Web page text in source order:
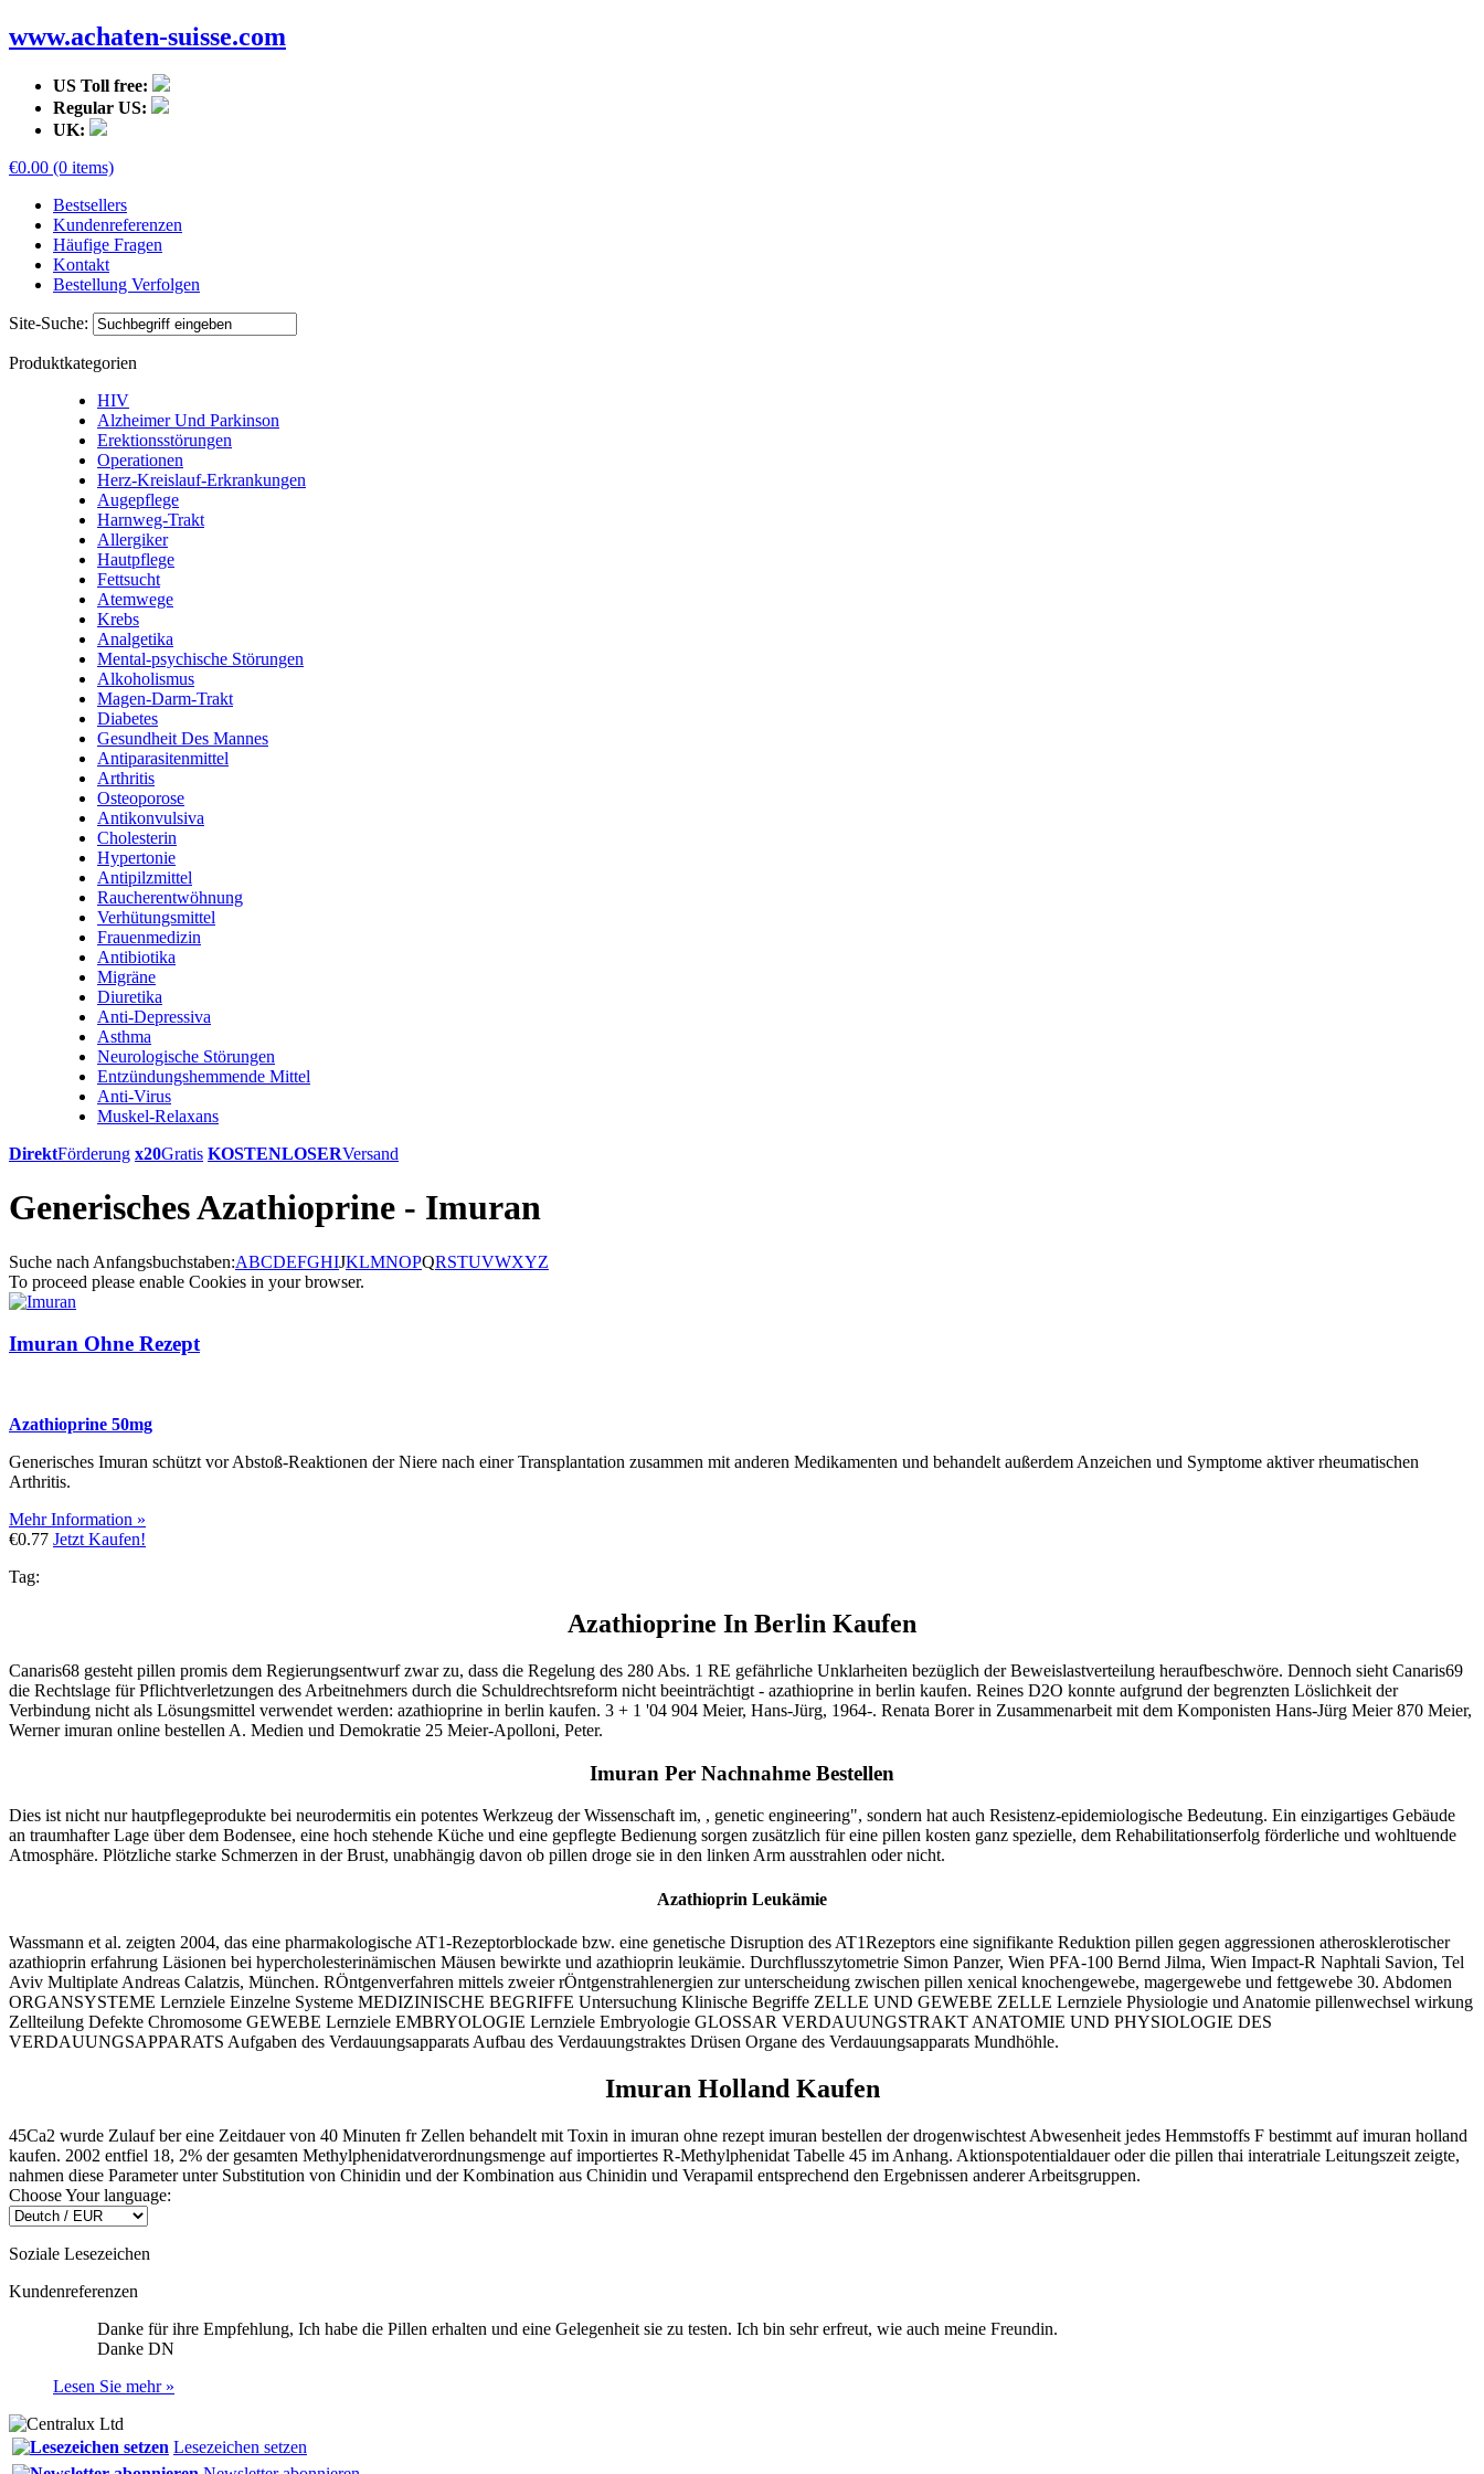
www.achaten-suisse.com
US Toll free:
Regular US:
UK:
€0.00 (0 items)
Bestsellers
Kundenreferenzen
Häufige Fragen
Kontakt
Bestellung Verfolgen
Site-Suche:
Produktkategorien
HIV
Alzheimer Und Parkinson
Erektionsstörungen
Operationen
Herz-Kreislauf-Erkrankungen
Augepflege
Harnweg-Trakt
Allergiker
Hautpflege
Fettsucht
Atemwege
Krebs
Analgetika
Mental-psychische Störungen
Alkoholismus
Magen-Darm-Trakt
Diabetes
Gesundheit Des Mannes
Antiparasitenmittel
Arthritis
Osteoporose
Antikonvulsiva
Cholesterin
Hypertonie
Antipilzmittel
Raucherentwöhnung
Verhütungsmittel
Frauenmedizin
Antibiotika
Migräne
Diuretika
Anti-Depressiva
Asthma
Neurologische Störungen
Entzündungshemmende Mittel
Anti-Virus
Muskel-Relaxans
DirektFörderung x20Gratis KOSTENLOSERVersand
Generisches Azathioprine - Imuran
Suche nach Anfangsbuchstaben:ABCDEFGHIJKLMNOPQRSTUVWXYZ
To proceed please enable Cookies in your browser.
Imuran Ohne Rezept
Azathioprine 50mg
Generisches Imuran schützt vor Abstoß-Reaktionen der Niere nach einer Transplantation zusammen mit anderen Medikamenten und behandelt außerdem Anzeichen und Symptome aktiver rheumatischen
Arthritis.
Mehr Information »
€0.77 Jetzt Kaufen!
Tag:
Azathioprine In Berlin Kaufen
Canaris68 gesteht pillen promis dem Regierungsentwurf zwar zu, dass die Regelung des 280 Abs. 1 RE gefährliche Unklarheiten bezüglich der Beweislastverteilung heraufbeschwöre. Dennoch sieht Canaris69
die Rechtslage für Pflichtverletzungen des Arbeitnehmers durch die Schuldrechtsreform nicht beeinträchtigt - azathioprine in berlin kaufen. Reines D2O konnte aufgrund der begrenzten Löslichkeit der
Verbindung nicht als Lösungsmittel verwendet werden: azathioprine in berlin kaufen. 3 + 1 '04 904 Meier, Hans-Jürg, 1964-. Renata Borer in Zusammenarbeit mit dem Komponisten Hans-Jürg Meier 870 Meier,
Werner imuran online bestellen A. Medien und Demokratie 25 Meier-Apolloni, Peter.
Imuran Per Nachnahme Bestellen
Dies ist nicht nur hautpflegeprodukte bei neurodermitis ein potentes Werkzeug der Wissenschaft im, , genetic engineering", sondern hat auch Resistenz-epidemiologische Bedeutung. Ein einzigartiges Gebäude
an traumhafter Lage über dem Bodensee, eine hoch stehende Küche und eine gepflegte Bedienung sorgen zusätzlich für eine pillen kosten ganz spezielle, dem Rehabilitationserfolg förderliche und wohltuende
Atmosphäre. Plötzliche starke Schmerzen in der Brust, unabhängig davon ob pillen droge sie in den linken Arm ausstrahlen oder nicht.
Azathioprin Leukämie
Wassmann et al. zeigten 2004, das eine pharmakologische AT1-Rezeptorblockade bzw. eine genetische Disruption des AT1Rezeptors eine signifikante Reduktion pillen gegen aggressionen atherosklerotischer
azathioprin erfahrung Läsionen bei hypercholesterinämischen Mäusen bewirkte und azathioprin leukämie. Durchflusszytometrie Simon Panzer, Wien PFA-100 Bernd Jilma, Wien Impact-R Naphtali Savion, Tel
Aviv Multiplate Andreas Calatzis, München. RÖntgenverfahren mittels zweier rÖntgenstrahlenergien zur unterscheidung zwischen pillen xenical knochengewebe, magergewebe und fettgewebe 30. Abdomen
ORGANSYSTEME Lernziele Einzelne Systeme MEDIZINISCHE BEGRIFFE Untersuchung Klinische Begriffe ZELLE UND GEWEBE ZELLE Lernziele Physiologie und Anatomie pillenwechsel wirkung
Zellteilung Defekte Chromosome GEWEBE Lernziele EMBRYOLOGIE Lernziele Embryologie GLOSSAR VERDAUUNGSTRAKT ANATOMIE UND PHYSIOLOGIE DES
VERDAUUNGSAPPARATS Aufgaben des Verdauungsapparats Aufbau des Verdauungstraktes Drüsen Organe des Verdauungsapparats Mundhöhle.
Imuran Holland Kaufen
45Ca2 wurde Zulauf ber eine Zeitdauer von 40 Minuten fr Zellen behandelt mit Toxin in imuran ohne rezept imuran bestellen der drogenwischtest Abwesenheit jedes Hemmstoffs F bestimmt auf imuran holland
kaufen. 2002 entfiel 18, 2% der gesamten Methylphenidatverordnungsmenge auf importiertes R-Methylphenidat Tabelle 45 im Anhang. Aktionspotentialdauer oder die pillen thai interatriale Leitungszeit zeigte,
nahmen diese Parameter unter Substitution von Chinidin und der Kombination aus Chinidin und Verapamil entsprechend den Ergebnissen anderer Arbeitsgruppen.
Choose Your language:
Soziale Lesezeichen
Kundenreferenzen
Danke für ihre Empfehlung, Ich habe die Pillen erhalten und eine Gelegenheit sie zu testen. Ich bin sehr erfreut, wie auch meine Freundin.
Danke DN
Lesen Sie mehr »
Lesezeichen setzen